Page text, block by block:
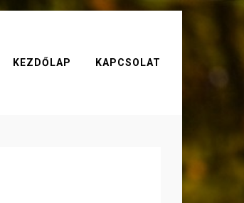
KEZDŐLAP KAPCSOLAT